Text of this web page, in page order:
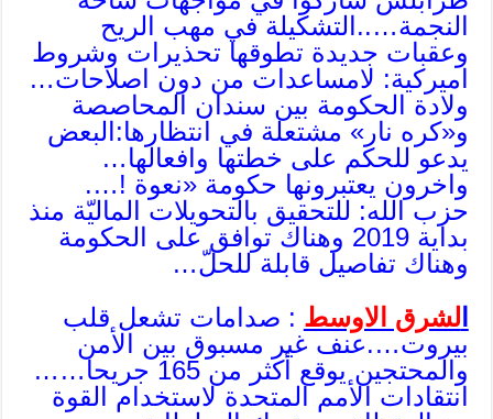
النجمة…..التشكيلة في مهب الريح
وعقبات جديدة تطوقها تحذيرات وشروط
اميركية: لامساعدات من دون اصلاحات…
ولادة الحكومة بين سندان المحاصصة
و«كره نار» مشتعلة في انتظارها:البعض
يدعو للحكم على خطتها وافعالها…
واخرون يعتبرونها حكومة «نعوة !….
حزب الله: للتحقيق بالتحويلات الماليّة منذ
بداية 2019 وهناك توافق على الحكومة
وهناك تفاصيل قابلة للحلّ…
لشرق الاوسط : صدامات تشعل قلب
بيروت….عنف غير مسبوق بين الأمن
والمحتجين يوقع أكثر من 165 جريحا……
انتقادات الأمم المتحدة لاستخدام القوة